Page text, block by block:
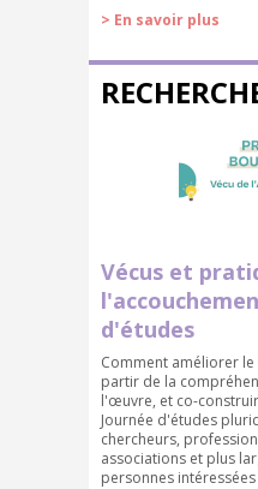
> En savoir plus
Vécus et
d'études
Comment améliorer
partir de la
l'œuvre, et co-
Journée d'études
chercheurs,
associations et plus
personnes